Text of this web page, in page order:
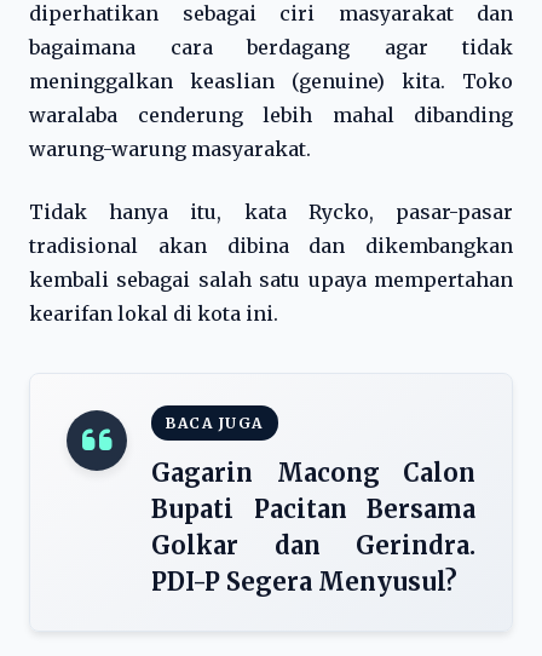
diperhatikan sebagai ciri masyarakat dan
bagaimana cara berdagang agar tidak
meninggalkan keaslian (genuine) kita. Toko
waralaba cenderung lebih mahal dibanding
warung-warung masyarakat.
Tidak hanya itu, kata Rycko, pasar-pasar
tradisional akan dibina dan dikembangkan
kembali sebagai salah satu upaya mempertahan
kearifan lokal di kota ini.
BACA JUGA
Gagarin Macong Calon
Bupati Pacitan Bersama
Golkar dan Gerindra.
PDI-P Segera Menyusul?